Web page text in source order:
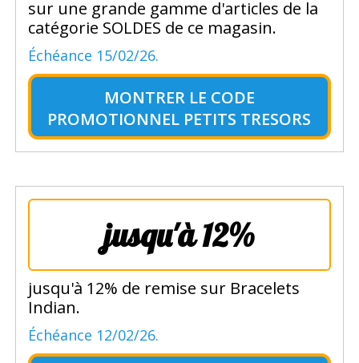
sur une grande gamme d'articles de la
catégorie SOLDES de ce magasin.
Échéance 15/02/26.
MONTRER LE CODE
PROMOTIONNEL PETITS TRESORS
jusqu'à 12%
jusqu'à 12% de remise sur Bracelets
Indian.
Échéance 12/02/26.